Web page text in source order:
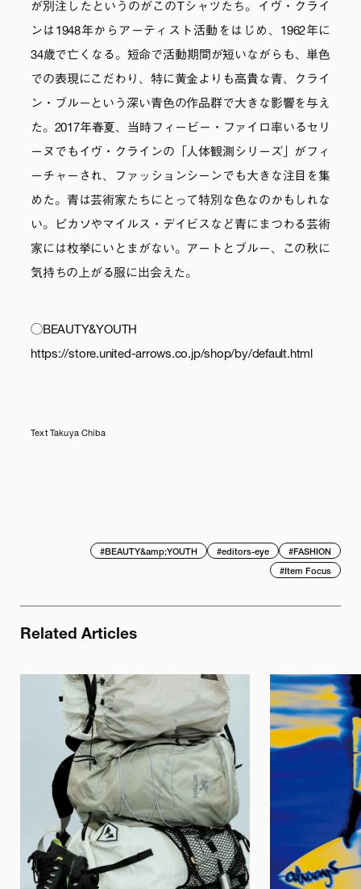
が別注したというのがこのTシャツたち。イヴ・クライ
ンは1948年からアーティスト活動をはじめ、1962年に
34歳で亡くなる。短命で活動期間が短いながらも、単色
での表現にこだわり、特に黄金よりも高貴な青、クライ
ン・ブルーという深い青色の作品群で大きな影響を与え
た。2017年春夏、当時フィービー・ファイロ率いるセリ
ーヌでもイヴ・クラインの「人体観測シリーズ」がフィ
ーチャーされ、ファッションシーンでも大きな注目を集
めた。青は芸術家たちにとって特別な色なのかもしれな
い。ピカソやマイルス・デイビスなど青にまつわる芸術
家には枚挙にいとまがない。アートとブルー、この秋に
気持ちの上がる服に出会えた。
◯BEAUTY&YOUTH
https://store.united-arrows.co.jp/shop/by/default.html
Text Takuya Chiba
#BEAUTY&amp;YOUTH #editors-eye #FASHION
# Item Focus
Related Articles